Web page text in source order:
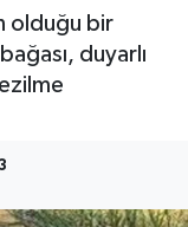
olduğu bir
duyarlı